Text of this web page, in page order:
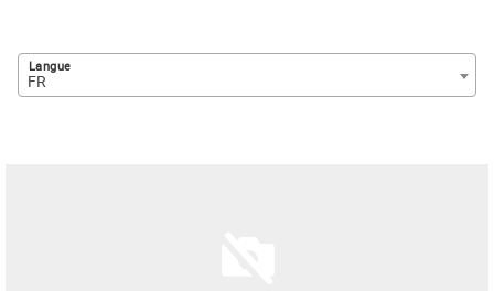
FR
Langue